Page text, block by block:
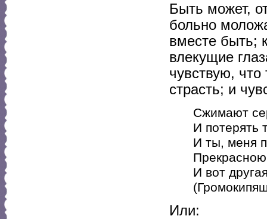
Быть может,
больно
вместе быть;
влекущие
чувствую,
страсть; и
Сжимают
И потерять
И ты, меня
И вот
Или: